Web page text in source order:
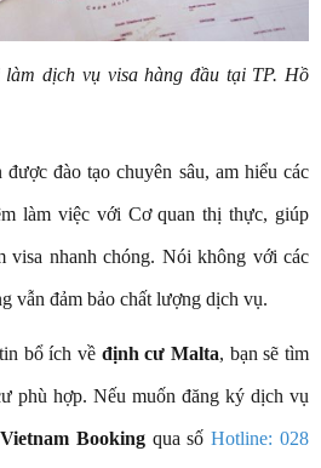
dịch vụ visa hàng đầu tại TP. Hồ
đào tạo chuyên sâu, am hiểu các
làm việc với Cơ quan thị thực, giúp
visa nhanh chóng. Nói không với các
vẫn đảm bảo chất lượng dịch vụ.
bổ ích về định cư Malta, bạn sẽ tìm
phù hợp. Nếu muốn đăng ký dịch vụ
Vietnam Bookingqua sốHotline: 028